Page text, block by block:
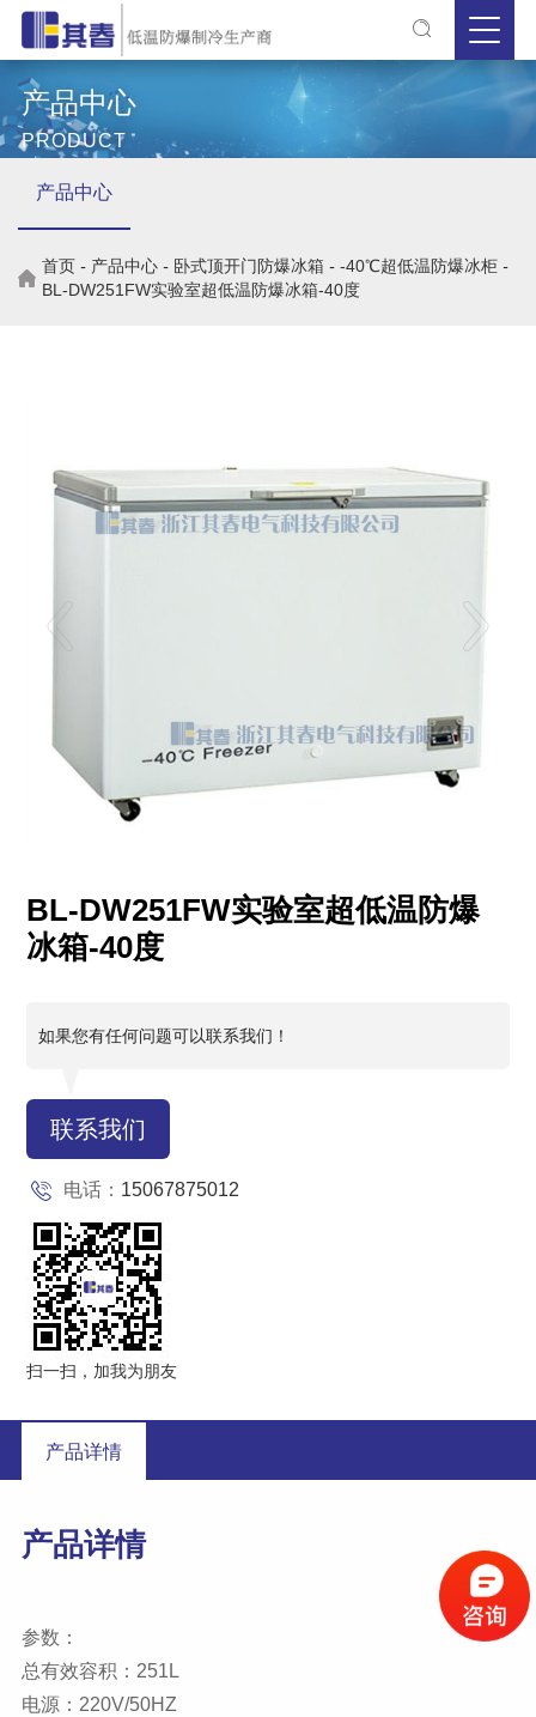
产品中心
PRODUCT
产品中心
首页 - 产品中心 - 卧式顶开门防爆冰箱 - -40℃超低温防爆冰柜 -
BL-DW251FW实验室超低温防爆冰箱-40度
BL-DW251FW实验室超低温防爆
冰箱-40度
如果您有任何问题可以联系我们！
联系我们
电话： 15067875012
扫一扫，加我为朋友
产品详情
产品详情
参数：
总有效容积： 251L
电源： 220V/50HZ